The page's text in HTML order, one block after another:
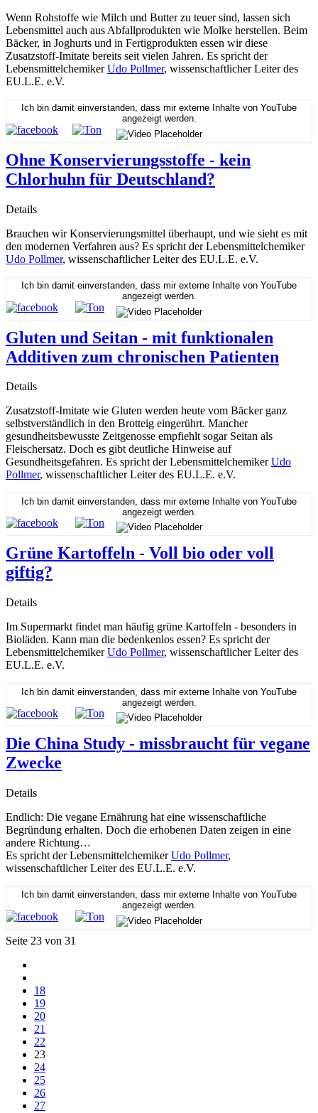
Wenn Rohstoffe wie Milch und Butter zu teuer sind, lassen sich
Lebensmittel auch aus Abfallprodukten wie Molke herstellen. Beim
Bäcker, in Joghurts und in Fertigprodukten essen wir diese
Zusatzstoff-Imitate bereits seit vielen Jahren. Es spricht der
LebensmittelchemikerUdo Pollmer, wissenschaftlicher Leiter des
EU.L.E. e.V.
Ich bin damit einverstanden, dass mir externe Inhalte von YouTube
angezeigt werden.
Ohne Konservierungsstoffe - kein
Chlorhuhn für Deutschland?
Details
Brauchen wir Konservierungsmittel überhaupt, und wie sieht es mit
den modernen Verfahren aus? Es spricht der Lebensmittelchemiker
Udo Pollmer, wissenschaftlicher Leiter des EU.L.E. e.V.
Ich bin damit einverstanden, dass mir externe Inhalte von YouTube
angezeigt werden.
Gluten und Seitan - mit funktionalen
Additiven zum chronischen Patienten
Details
Zusatzstoff-Imitate wie Gluten werden heute vom Bäcker ganz
selbstverständlich in den Brotteig eingerührt. Mancher
gesundheitsbewusste Zeitgenosse empfiehlt sogar Seitan als
Fleischersatz. Doch es gibt deutliche Hinweise auf
Gesundheitsgefahren. Es spricht der LebensmittelchemikerUdo
Pollmer, wissenschaftlicher Leiter des EU.L.E. e.V.
Ich bin damit einverstanden, dass mir externe Inhalte von YouTube
angezeigt werden.
Grüne Kartoffeln - Voll bio oder voll
giftig?
Details
Im Supermarkt findet man häufig grüne Kartoffeln - besonders in
Bioläden. Kann man die bedenkenlos essen? Es spricht der
LebensmittelchemikerUdo Pollmer, wissenschaftlicher Leiter des
EU.L.E. e.V.
Ich bin damit einverstanden, dass mir externe Inhalte von YouTube
angezeigt werden.
Die China Study - missbraucht für vegane
Zwecke
Details
Endlich: Die vegane Ernährung hat eine wissenschaftliche
Begründung erhalten. Doch die erhobenen Daten zeigen in eine
andere Richtung…
Es spricht der LebensmittelchemikerUdo Pollmer,
wissenschaftlicher Leiter des EU.L.E. e.V.
Ich bin damit einverstanden, dass mir externe Inhalte von YouTube
angezeigt werden.
Seite 23 von 31
18
19
20
21
22
23
24
25
26
27